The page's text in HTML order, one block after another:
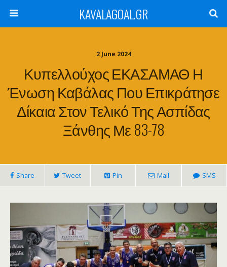
KAVALAGOAL.GR
2 June 2024
Κυπελλούχος ΕΚΑΣΑΜΑΘ Η
Ένωση Καβάλας Που Επικράτησε
Δίκαια Στον Τελικό Της Ασπίδας
Ξάνθης Με 83-78
Share Tweet Pin Mail SMS